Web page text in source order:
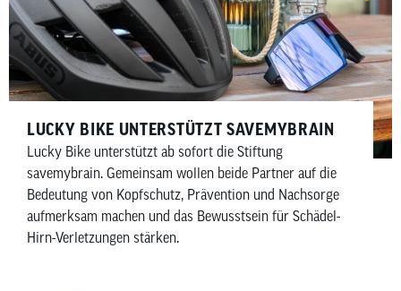
LUCKY BIKE UNTERSTÜTZT SAVEMYBRAIN​
Lucky Bike unterstützt ab sofort die Stiftung
savemybrain. Gemeinsam wollen beide Partner auf die
Bedeutung von Kopfschutz, Prävention und Nachsorge
aufmerksam machen und das Bewusstsein für Schädel-
Hirn-Verletzungen stärken.